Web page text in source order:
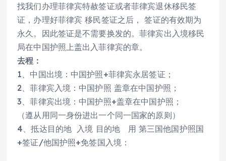
找我们办理菲律宾特赦签证或者菲律宾退休移民签
证，办理好菲律宾 移民签证之后， 签证的有效期为
永久。因此签证是不需要换发的。菲律宾出入境移民
局在中国护照上盖出入菲律宾的章。
去程：
1、中国出境：中国护照+菲律宾永居签证；
2、菲律宾入境：中国护照 盖章在中国护照；
3、菲律宾出境：中国护照+盖章在中国护照；
（遵从用同一身份进出一个同一国家的原则）
4、抵达目的地 入境 目的地 用 第三国他国护照国
+签证/他国护照+免签国入境：